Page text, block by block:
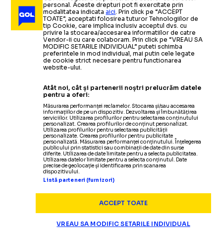
SUPERLIGA
personal. Aceste drepturi pot fi exercitate prin
modalitatea indicataaici. Prin click pe “ACCEPT
TOATE”, acceptati folosirea tuturor Tehnologiilor de
tip Cookie, care implica inclusiv acceptul dvs. cu
privire la stocarea/accesarea informatiilor de catre
Vendor-ii cu care colaboram. Prin click pe “VREAU SA
MODIFIC SETARILE INDIVIDUAL” puteti schimba
preferintele in mod individual, mai putin cele legate
de cookie strict necesare pentru functionarea
website-ului.
Atât noi, cât și partenerii noștri prelucrăm datele
pentru a oferi:
Măsurarea performanței reclamelor. Stocarea și/sau accesarea
informațiilor de pe un dispozitiv. Dezvoltarea și îmbunătățirea
serviciilor. Utilizarea profilurilor pentru selectarea conținutului
personalizat. Crearea profilurilor de conținut personalizat.
Utilizarea profilurilor pentru selectarea publicității
personalizate. Crearea profilurilor pentru publicitate
personalizată. Măsurarea performanței conținutului. Înțelegerea
publicului prin statistici sau combinații de date din surse
diferite. Utilizarea de date limitate pentru a selecta publicitatea.
Utilizarea datelor limitate pentru a selecta conținutul. Date
precise de geolocație și identificarea prin scanarea
dispozitivului.
Listă parteneri (furnizori)
ACCEPT TOATE
VREAU SA MODIFIC SETARILE INDIVIDUAL